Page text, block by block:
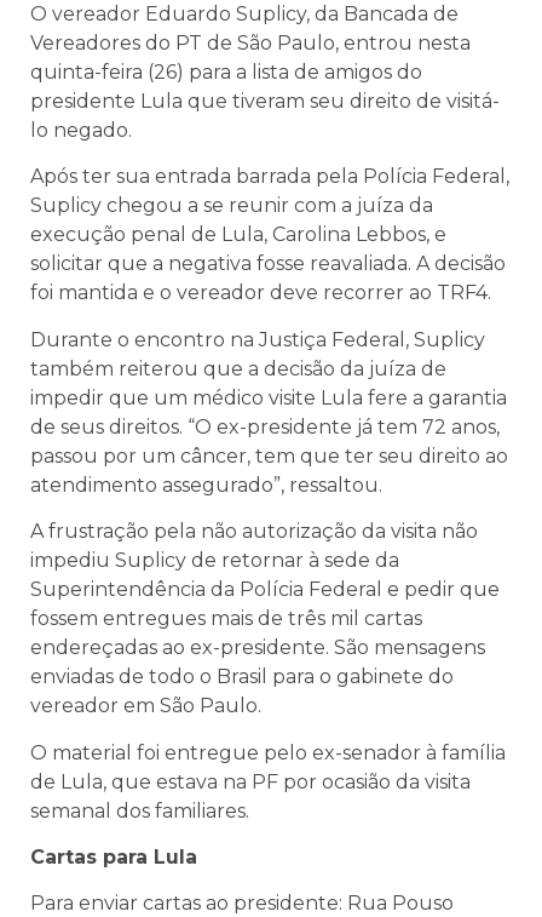
O vereador Eduardo Suplicy, da Bancada de
Vereadores do PT de São Paulo, entrou nesta
quinta-feira (26) para a lista de amigos do
presidente Lula que tiveram seu direito de visitá-
lo negado.
Após ter sua entrada barrada pela Polícia Federal,
Suplicy chegou a se reunir com a juíza da
execução penal de Lula, Carolina Lebbos, e
solicitar que a negativa fosse reavaliada. A decisão
foi mantida e o vereador deve recorrer ao TRF4.
Durante o encontro na Justiça Federal, Suplicy
também reiterou que a decisão da juíza de
impedir que um médico visite Lula fere a garantia
de seus direitos. “O ex-presidente já tem 72 anos,
passou por um câncer, tem que ter seu direito ao
atendimento assegurado”, ressaltou.
A frustração pela não autorização da visita não
impediu Suplicy de retornar à sede da
Superintendência da Polícia Federal e pedir que
fossem entregues mais de três mil cartas
endereçadas ao ex-presidente. São mensagens
enviadas de todo o Brasil para o gabinete do
vereador em São Paulo.
O material foi entregue pelo ex-senador à família
de Lula, que estava na PF por ocasião da visita
semanal dos familiares.
Cartas para Lula
Para enviar cartas ao presidente: Rua Pouso